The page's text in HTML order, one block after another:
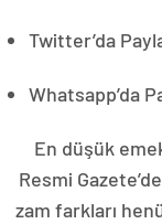
Twitter’da
Whatsapp’da
En düşük
Resmi
zam farkları